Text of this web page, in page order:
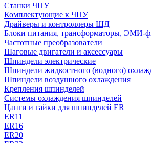
Станки ЧПУ
Комплектующие к ЧПУ
Драйверы и контроллеры ШД
Блоки питания, трансформаторы, ЭМИ-
Частотные преобразователи
Шаговые двигатели и аксессуары
Шпиндели электрические
Шпиндели жидкостного (водного)
Шпиндели воздушного охлаждения
Крепления шпинделей
Системы охлаждения шпинделей
Цанги и гайки для шпинделей ER
ER11
ER16
ER20